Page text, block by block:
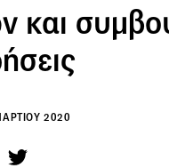
Παιδί
και
2020